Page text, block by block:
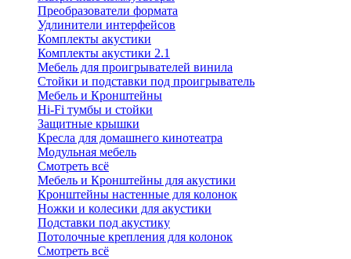
Преобразователи формата
Удлинители интерфейсов
Комплекты акустики
Комплекты акустики 2.1
Мебель для проигрывателей винила
Стойки и подставки под проигрыватель
Мебель и Кронштейны
Hi-Fi тумбы и стойки
Защитные крышки
Кресла для домашнего кинотеатра
Модульная мебель
Смотреть всё
Мебель и Кронштейны для акустики
Кронштейны настенные для колонок
Ножки и колесики для акустики
Подставки под акустику
Потолочные крепления для колонок
Смотреть всё